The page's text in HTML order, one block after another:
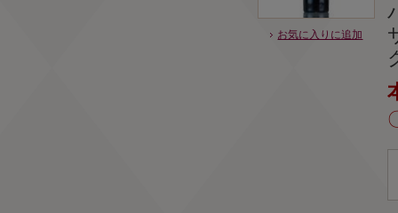
お気に入りに追加